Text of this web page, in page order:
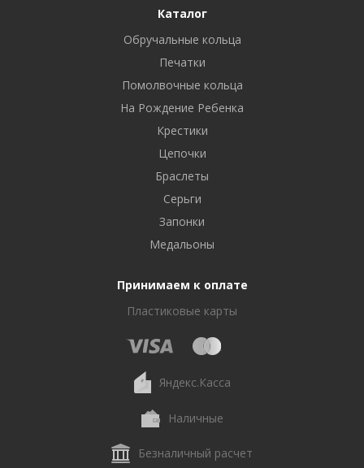
Каталог
Обручальные кольца
Печатки
Помолвочные кольца
На Рождение Ребенка
Крестики
Цепочки
Браслеты
Серьги
Запонки
Медальоны
Принимаем к оплате
Пластиковые карты
Яндекс.Касса
Наличные
Безналичный расчет